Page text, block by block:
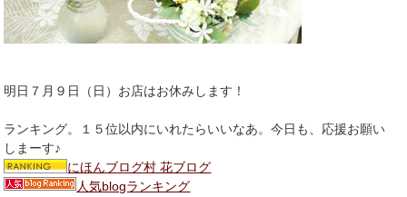
明日７月９日（日）お店はお休みします！
ランキング。１５位以内にいれたらいいなあ。今日も、応援お願い
しまーす♪
にほんブログ村 花ブログ
人気blogランキング